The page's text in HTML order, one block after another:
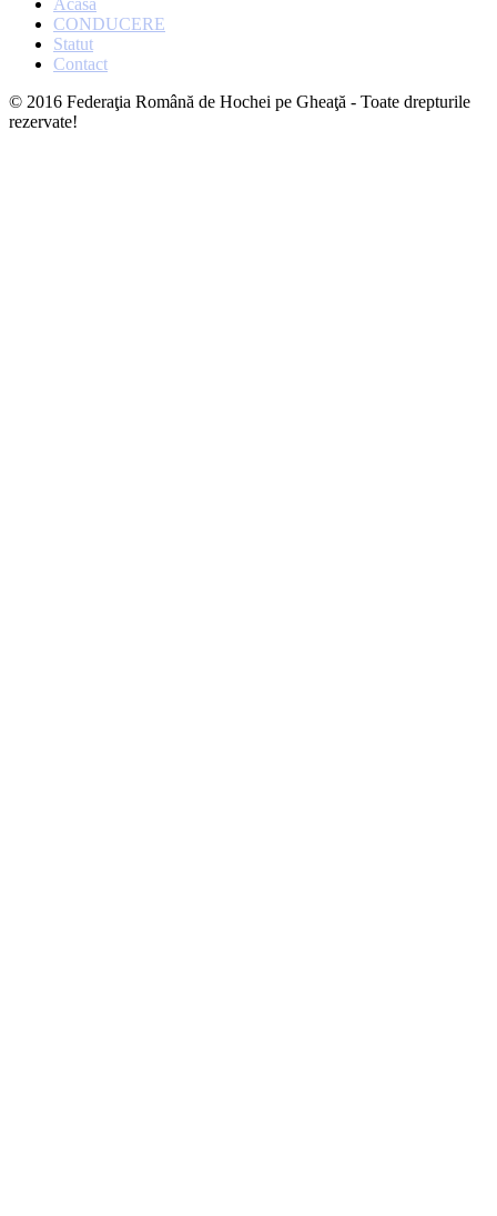
Acasa
CONDUCERE
Statut
Contact
© 2016 Federaţia Română de Hochei pe Gheaţă - Toate drepturile
rezervate!